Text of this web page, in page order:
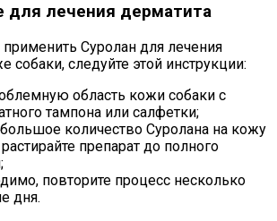
для лечения дерматита
Суролан для лечения
собаки, следуйте этой инструкции:
область кожи собаки с
тампона или салфетки;
количество Суролана на кожу
препарат до полного
повторите процесс несколько
дня.